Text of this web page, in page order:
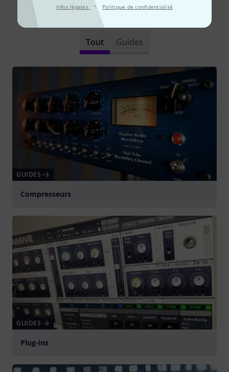
Infos légales · Politique de confidentialité
Le saviez-vous?
Tout Guides
GUIDES
Compresseurs
GUIDES
Plug-ins